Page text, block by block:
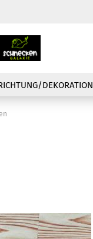
DEKORATION